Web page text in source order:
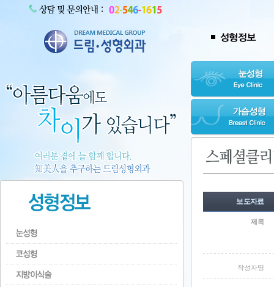
보도자료
제목
작성자명